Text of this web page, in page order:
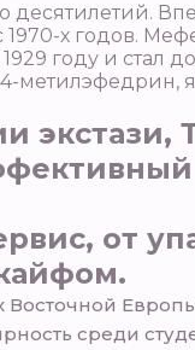
х годов.
году и стал
метилэфедрин,
экстази,
от
среди